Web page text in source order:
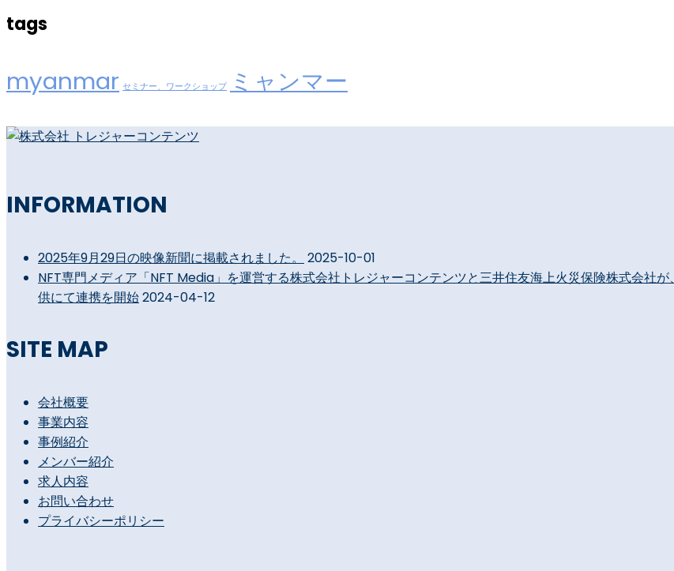
tags
myanmar セミナー、ワークショップ ミャンマー
INFORMATION
2025年9月29日の映像新聞に掲載されました。
2025-10-01
NFT専門メディア「NFT Media」を運営する株式会社トレジャーコンテンツと三井住友海上火災保険株式会社
供にて連携を開始2024-04-12
SITE MAP
会社概要
事業内容
事例紹介
メンバー紹介
求人内容
お問い合わせ
プライバシーポリシー